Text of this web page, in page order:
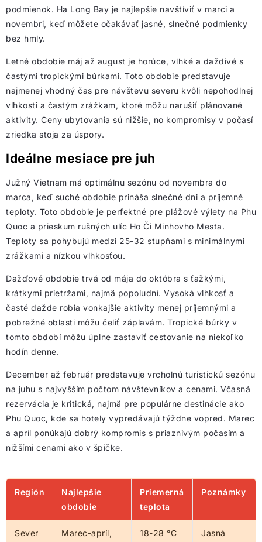
podmienok. Ha Long Bay je najlepšie navštíviť v marci a
novembri, keď môžete očakávať jasné, slnečné podmienky
bez hmly.
Letné obdobie máj až august je horúce, vlhké a daždivé s
častými tropickými búrkami. Toto obdobie predstavuje
najmenej vhodný čas pre návštevu severu kvôli nepohodlnej
vlhkosti a častým zrážkam, ktoré môžu narušiť plánované
aktivity. Ceny ubytovania sú nižšie, no kompromisy v počasí
zriedka stoja za úspory.
Ideálne mesiace pre juh
Južný Vietnam má optimálnu sezónu od novembra do
marca, keď suché obdobie prináša slnečné dni a príjemné
teploty. Toto obdobie je perfektné pre plážové výlety na Phu
Quoc a prieskum rušných ulíc Ho Či Minhovho Mesta.
Teploty sa pohybujú medzi 25-32 stupňami s minimálnymi
zrážkami a nízkou vlhkosťou.
Dažďové obdobie trvá od mája do októbra s ťažkými,
krátkymi prietržami, najmä popoludní. Vysoká vlhkosť a
časté dažde robia vonkajšie aktivity menej príjemnými a
pobrežné oblasti môžu čeliť záplavám. Tropické búrky v
tomto období môžu úplne zastaviť cestovanie na niekoľko
hodín denne.
December až február predstavuje vrcholnú turistickú sezónu
na juhu s najvyšším počtom návštevníkov a cenami. Včasná
rezervácia je kritická, najmä pre populárne destinácie ako
Phu Quoc, kde sa hotely vypredávajú týždne vopred. Marec
a apríl ponúkajú dobrý kompromis s priaznivým počasím a
nižšími cenami ako v špičke.
Región
Najlepšie
obdobie
Priemerná
teplota
Poznámky
Sever
Marec-apríl,
18-28 °C
Jasná